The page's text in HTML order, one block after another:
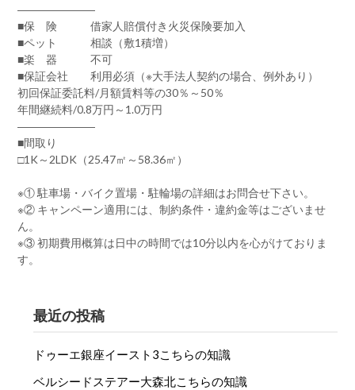
―――――――
■保 険 借家人賠償付き火災保険要加入
■ペット 相談（敷1積増）
■楽 器 不可
■保証会社 利用必須（※大手法人契約の場合、例外あり）
初回保証委託料/月額賃料等の30％～50％
年間継続料/0.8万円～1.0万円
―――――――
■間取り
□1K～2LDK（25.47㎡～58.36㎡）
※① 駐車場・バイク置場・駐輪場の詳細はお問合せ下さい。
※② キャンペーン適用には、制約条件・違約金等はございませ
ん。
※③ 初期費用概算は日中の時間では10分以内を心がけておりま
す。
最近の投稿
ドゥーエ銀座イースト3こちらの知識
ベルシードステアー大森北こちらの知識